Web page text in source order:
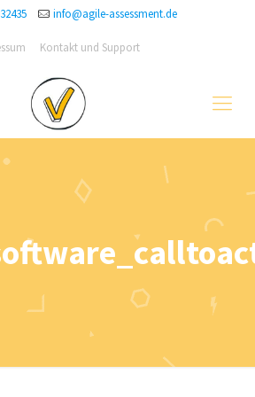
info@agile-assessment.de
Kontakt und Support